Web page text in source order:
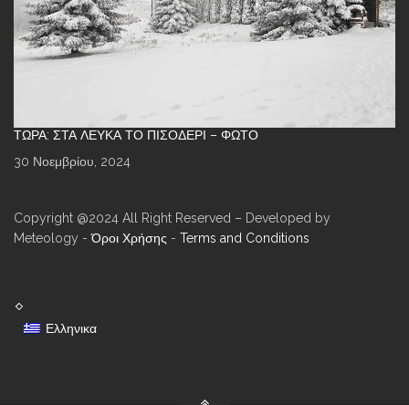
ΤΏΡΑ: ΣΤΑ ΛΕΥΚΆ ΤΟ ΠΙΣΟΔΈΡΙ – ΦΩΤΌ
30 Νοεμβρίου, 2024
Copyright @2024 All Right Reserved – Developed by
Meteology -Όροι Χρήσης - Terms and Conditions
Ελληνικα